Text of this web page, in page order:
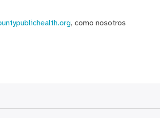
, como nosotros